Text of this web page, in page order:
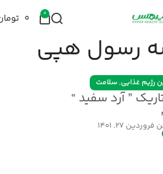
0 ۰
رسول هپی
رژیم غذایی,سلامت
” آرد سفید “
27, 1401